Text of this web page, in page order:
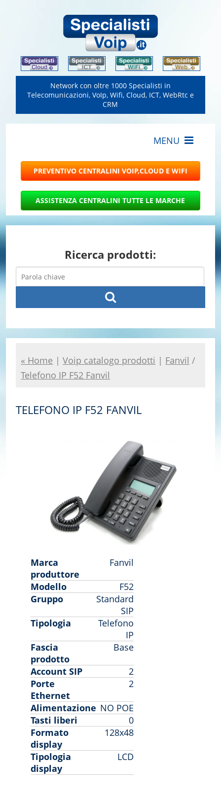
Network con oltre 1000 Specialisti in
Telecomunicazioni, VoIp, Wifi, Cloud, ICT, WebRtc e
CRM
Ricerca prodotti:
« Home |Voip catalogo prodotti | Fanvil /
Telefono IP F52 Fanvil
TELEFONO IP F52 FANVIL
Marca
produttore
Fanvil
Modello
F52
Gruppo
Standard
SIP
Tipologia
Telefono
IP
Fascia
prodotto
Base
Account SIP
2
Porte
Ethernet
2
Alimentazione NO POE
Tasti liberi
0
Formato
display
128x48
Tipologia
display
LCD